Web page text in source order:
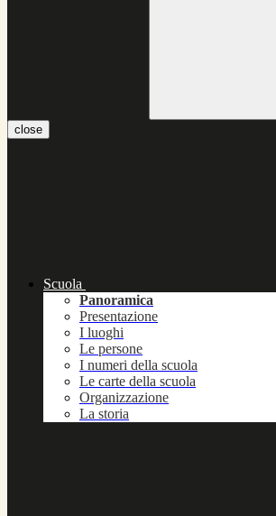
close
Scuola
Panoramica
Presentazione
I luoghi
Le persone
I numeri della scuola
Le carte della scuola
Organizzazione
La storia